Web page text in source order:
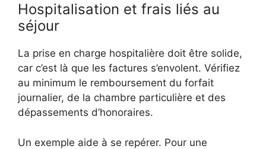
Hospitalisation et frais liés au
séjour
La prise en charge hospitalière doit être solide,
car c’est là que les factures s’envolent. Vérifiez
au minimum le remboursement du forfait
journalier, de la chambre particulière et des
dépassements d’honoraires.
Un exemple aide à se repérer. Pour une